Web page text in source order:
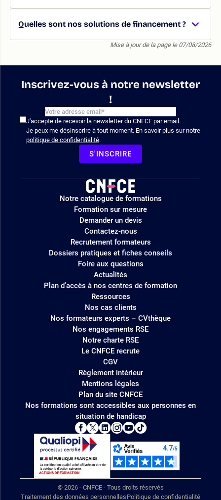
Quelles sont nos solutions de financement ?
Mise à jour de la page le 07/08/2026
Inscrivez-vous à notre newsletter
!
J'accepte de recevoir la newsletter du CNFCE par email.
Je peux me désinscrire à tout moment. En savoir plus sur notre
politique de confidentialité.
S'INSCRIRE
Logo
site
Notre catalogue de formations
Formation sur mesure
Demander un devis
Contactez-nous
Recrutement formateurs
Dossiers pratiques et fiches conseils
Foire aux questions
Actualités
Plan d'accès à nos centres de formation
Ressources
Nos cas clients
Nos formateurs experts – CVthèque
Nos engagements RSE
Notre charte RSE
Le CNFCE recrute
CGV
Règlement intérieur
Mentions légales
Plan du site CNFCE
Nos formations sont accessibles aux personnes en
situation de handicap
© 2026 - CNFCE - Tous droits réservés
Traitement des données personnelles Politique de confidentialité